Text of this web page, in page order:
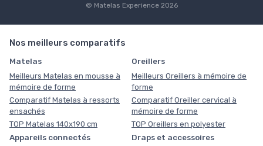
© Matelas Experience 2026
Nos meilleurs comparatifs
Matelas
Meilleurs Matelas en mousse à
mémoire de forme
Comparatif Matelas à ressorts
ensachés
TOP Matelas 140x190 cm
Oreillers
Meilleurs Oreillers à mémoire de
forme
Comparatif Oreiller cervical à
mémoire de forme
TOP Oreillers en polyester
Appareils connectés Draps et accessoires